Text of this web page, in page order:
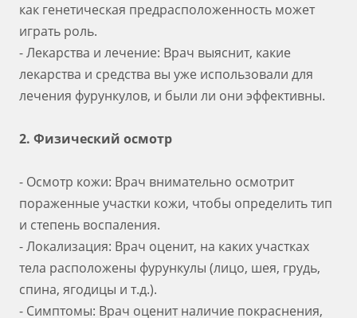
как генетическая предрасположенность может
играть роль.
- Лекарства и лечение: Врач выяснит, какие
лекарства и средства вы уже использовали для
лечения фурункулов, и были ли они эффективны.
2. Физический осмотр
- Осмотр кожи: Врач внимательно осмотрит
пораженные участки кожи, чтобы определить тип
и степень воспаления.
- Локализация: Врач оценит, на каких участках
тела расположены фурункулы (лицо, шея, грудь,
спина, ягодицы и т.д.).
- Симптомы: Врач оценит наличие покраснения,